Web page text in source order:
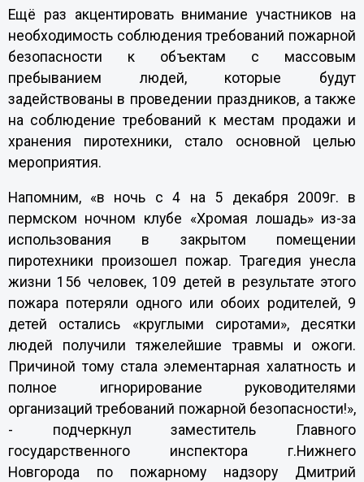
Ещё раз акцентировать внимание участников на
необходимость соблюдения требований пожарной
безопасности к объектам с массовым
пребыванием людей, которые будут
задействованы в проведении праздников, а также
на соблюдение требований к местам продажи и
хранения пиротехники, стало основной целью
мероприятия.
Напомним, «в ночь с 4 на 5 декабря 2009г. в
пермском ночном клубе «Хромая лошадь» из-за
использования в закрытом помещении
пиротехники произошел пожар. Трагедия унесла
жизни 156 человек, 109 детей в результате этого
пожара потеряли одного или обоих родителей, 9
детей остались «круглыми сиротами», десятки
людей получили тяжелейшие травмы и ожоги.
Причиной тому стала элементарная халатность и
полное игнорирование руководителями
организаций требований пожарной безопасности!»,
- подчеркнул заместитель Главного
государственного инспектора г.Нижнего
Новгорода по пожарному надзору Дмитрий